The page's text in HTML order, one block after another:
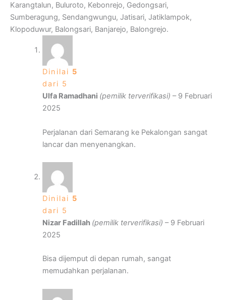
Karangtalun, Buluroto, Kebonrejo, Gedongsari,
Sumberagung, Sendangwungu, Jatisari, Jatiklampok,
Klopoduwur, Balongsari, Banjarejo, Balongrejo.
Dinilai 5
dari 5
Ulfa Ramadhani (pemilik terverifikasi) – 9 Februari
2025
Perjalanan dari Semarang ke Pekalongan sangat
lancar dan menyenangkan.
Dinilai 5
dari 5
Nizar Fadillah (pemilik terverifikasi) – 9 Februari
2025
Bisa dijemput di depan rumah, sangat
memudahkan perjalanan.